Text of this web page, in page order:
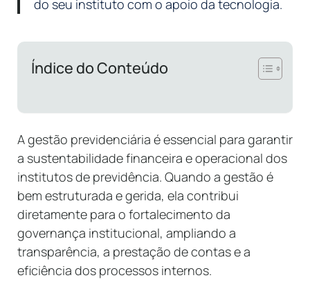
do seu instituto com o apoio da tecnologia.
Índice do Conteúdo
A gestão previdenciária é essencial para garantir
a sustentabilidade financeira e operacional dos
institutos de previdência. Quando a gestão é
bem estruturada e gerida, ela contribui
diretamente para o fortalecimento da
governança institucional, ampliando a
transparência, a prestação de contas e a
eficiência dos processos internos.